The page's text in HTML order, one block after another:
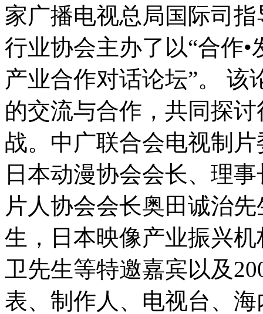
家广播电视总局国际司
行业协会主办了以“合作•
产业合作对话论坛”。 该
的交流与合作，共同探
战。中广联合会电视制
日本动漫协会会长、理
片人协会会长奥田诚治
生，日本映像产业振兴
卫先生等特邀嘉宾以及
表、制作人、电视台、